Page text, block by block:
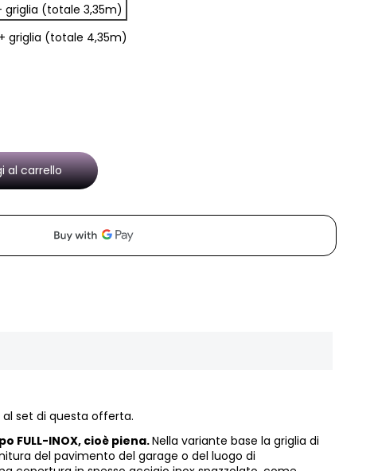
(totale 3,35m)
griglia (totale 4,35m)
al carrello
al set di questa offerta.
FULL-INOX, cioè piena.Nella variante base la griglia di
del pavimento del garage o del luogo di